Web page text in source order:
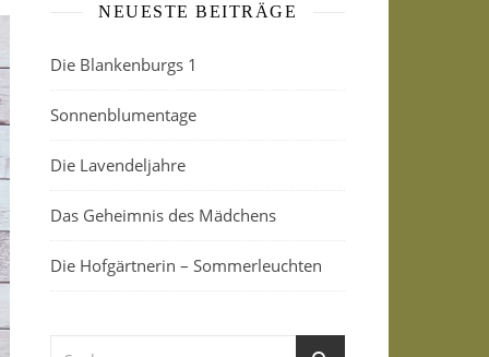
NEUESTE BEITRÄGE
Die Blankenburgs 1
Sonnenblumentage
Die Lavendeljahre
Das Geheimnis des Mädchens
Die Hofgärtnerin – Sommerleuchten